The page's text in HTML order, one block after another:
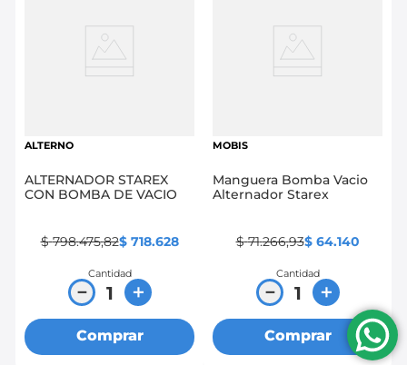
ALTERNO
ALTERNADOR STAREX
CON BOMBA DE VACIO
$ 798.475,82$ 718.628
Cantidad
＋
－
Comprar
MOBIS
Manguera Bomba Vacio
Alternador Starex
$ 71.266,93$ 64.140
Cantidad
＋
－
Comprar